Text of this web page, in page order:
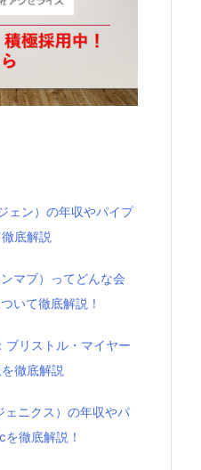
ェン）の年収やパイプ
底解説
マブ）ってどんな会
いて徹底解説！
ブリストル・マイヤー
徹底解説
ニクス）の年収やパ
徹底解説！